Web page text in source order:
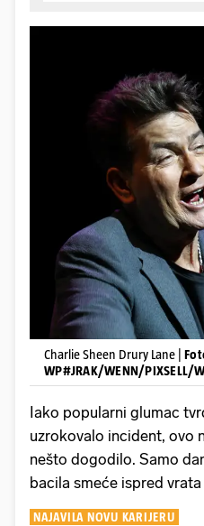
Charlie Sheen Drury Lane |
WP#JRAK/WENN/PIXSELL/
Iako popularni glumac
uzrokovalo incident, ovo
nešto dogodilo. Samo
bacila smeće ispred
NAJAVILA NOVU KARIJERU